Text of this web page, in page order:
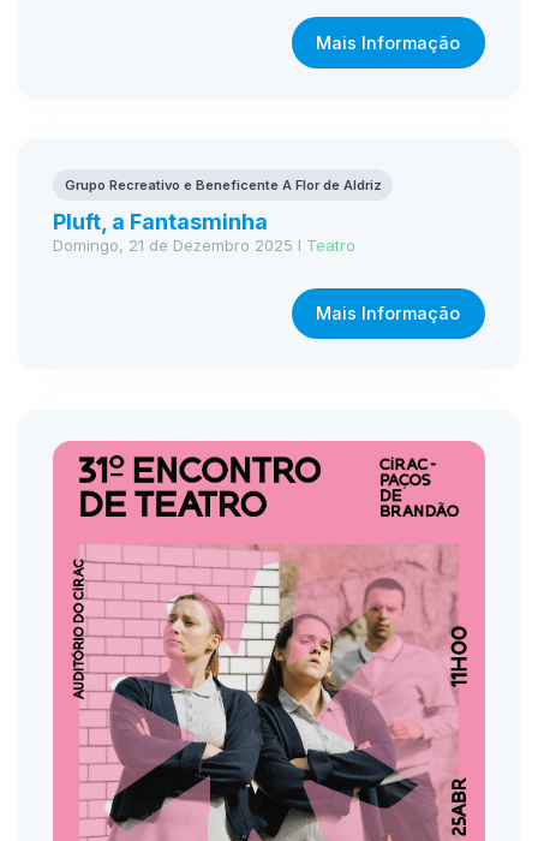
Mais Informação
Grupo Recreativo e Beneficente A Flor de Aldriz
Pluft, a Fantasminha
Domingo, 21 de Dezembro 2025 I Teatro
Mais Informação